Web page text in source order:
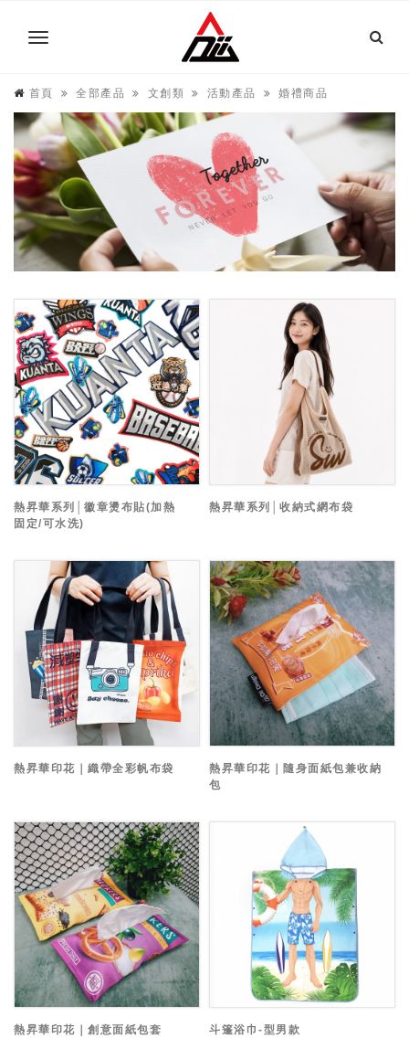
首頁 全部產品 文創類 活動產品 婚禮商品
熱昇華系列│徽章燙布貼(加熱
固定/可水洗)
熱昇華系列│收納式網布袋
熱昇華印花｜織帶全彩帆布袋
熱昇華印花｜隨身面紙包兼收納
包
熱昇華印花｜創意面紙包套 斗篷浴巾-型男款